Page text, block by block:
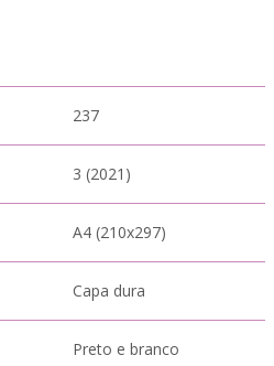
237
3 (2021)
A4 (210x297)
Capa dura
Preto e branco